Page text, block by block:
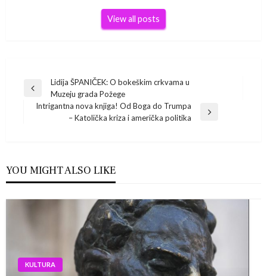
View all posts
Navigacija
objava
Previous
Post
Lidija ŠPANIČEK: O bokeškim crkvama u
Muzeju grada Požege
Intrigantna nova knjiga! Od Boga do Trumpa
– Katolička kriza i američka politika
YOU MIGHT ALSO LIKE
KULTURA